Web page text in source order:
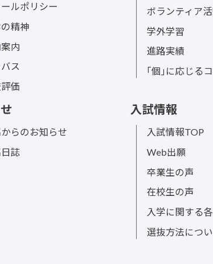
ルポリシー
精神
内
ス
価
ボランティア
学外学習
進路実績
｢個｣に応じる
らのお知らせ
誌
入試情報
入試情報TOP
Web出願
卒業生の声
在校生の声
入学に関する
選抜方法につ